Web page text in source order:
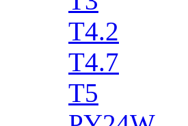
T4.2
T4.7
T5